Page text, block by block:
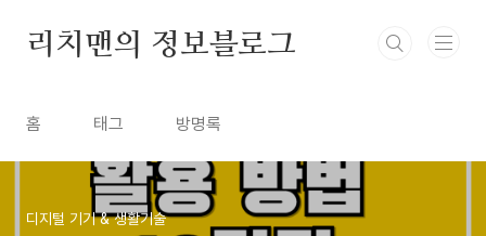
리치맨의 정보블로그
홈 태그 방명록
디지털 기기 & 생활기술